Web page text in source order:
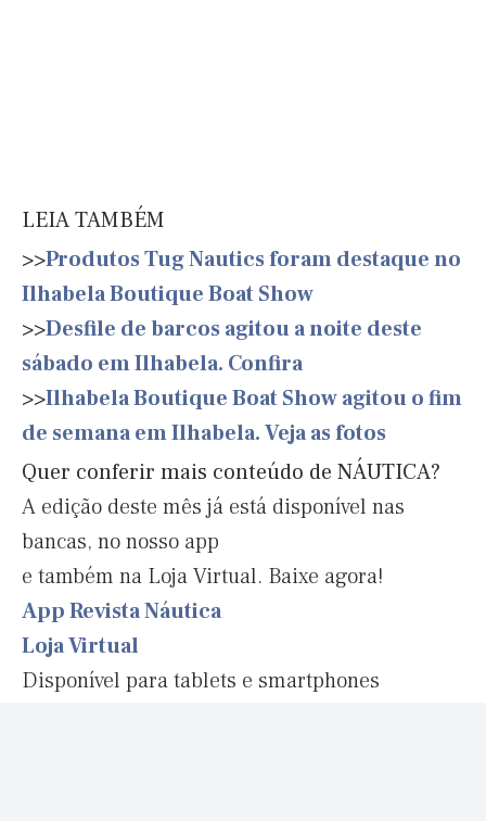
LEIA TAMBÉM
>>Produtos Tug Nautics foram destaque no
Ilhabela Boutique Boat Show
>>Desfile de barcos agitou a noite deste
sábado em Ilhabela. Confira
>>Ilhabela Boutique Boat Show agitou o fim
de semana em Ilhabela. Veja as fotos
Quer conferir mais conteúdo de NÁUTICA?
A edição deste mês já está disponível nas
bancas, no nosso app
e também na Loja Virtual. Baixe agora!
App Revista Náutica
Loja Virtual
Disponível para tablets e smartphones